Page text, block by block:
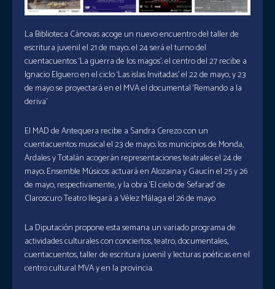
La Biblioteca Cánovas acoge un nuevo encuentro del taller de
escritura juvenil el 21 de mayo; el 24 será el turno del
cuentacuentos ‘La guerra de los magos’; el centro del 27 recibe a
Ignacio Elguero en el ciclo ‘Las islas Invitadas’ el 22 de mayo, y 23
de mayo se proyectará en el MVA el documental ‘Remando a la
deriva’
El MAD de Antequera recibe a Sandra Cerezo con un
cuentacuentos musical el 23 de mayo; los municipios de Monda,
Ardales y Totalán acogerán representaciones teatrales el 24 de
mayo; Ensemble Músicos actuará en Alozaina y Gaucín el 25 y 26
de mayo, respectivamente, y la obra ‘El cielo de Sefarad’ de
Claroscuro Teatro llegará a Vélez Málaga el 26 de mayo
La Diputación propone esta semana un variado programa de
actividades culturales con conciertos, teatro, documentales,
cuentacuentos, taller de escritura juvenil y lecturas poéticas en el
centro cultural MVA y en la provincia.